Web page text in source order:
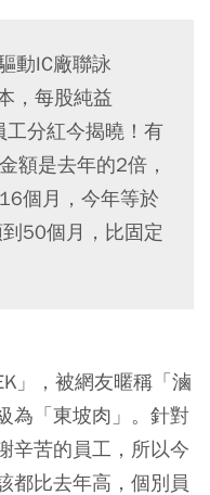
動IC廠聯詠
，每股純益
工分紅今揭曉！有
額是去年的2倍，
個月，今年等於
50個月，比固定
」，被網友暱稱「滷
為「東坡肉」。針對
辛苦的員工，所以今
都比去年高，個別員